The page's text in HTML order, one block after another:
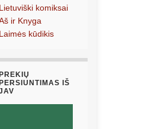
Lietuviški komiksai
ir Knyga
Laimės kūdikis
PREKIŲ
PERSIUNTIMAS IŠ